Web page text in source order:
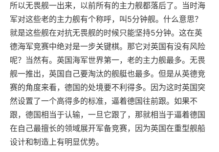
所以无畏舰一出来，以前所有的主力舰都落后了。当时海
军对这些老的主力舰有个称呼，叫5分钟舰。什么意思？
就是这些舰在对抗无畏舰的时候只能坚持5分钟。这在英
德海军竞赛中绝对是一步关键棋。那它对英国有没有风险
呢？当然有。英国海军世界第一，老的主力舰最多。无畏
舰一推出，英国自己要淘汰的舰艇也最多。但是从英德竞
赛的角度来看，德国的处境要不利得多。因为这时英国突
然设置了一个高得多的标准，逼着德国往前跟。如果不
跟，德国相当于认输，一旦它跟了，那就相当于逼着德国
在自己最擅长的领域展开军备竞赛，因为英国在重型舰船
设计和制造上有明显优势。